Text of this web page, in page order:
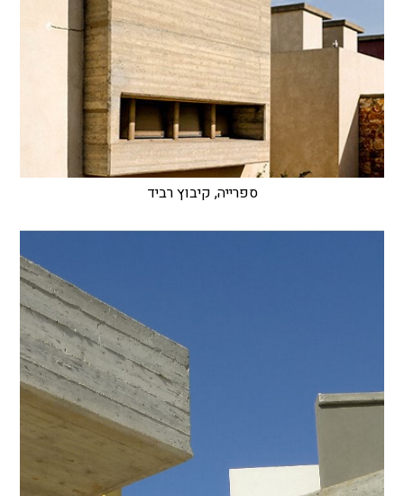
ספרייה, קיבוץ רביד